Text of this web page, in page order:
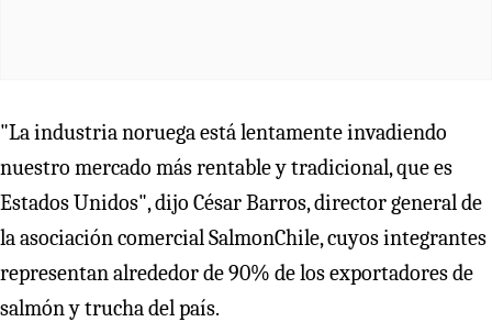
"La industria noruega está lentamente invadiendo
nuestro mercado más rentable y tradicional, que es
Estados Unidos", dijo César Barros, director general de
la asociación comercial SalmonChile, cuyos integrantes
representan alrededor de 90% de los exportadores de
salmón y trucha del país.